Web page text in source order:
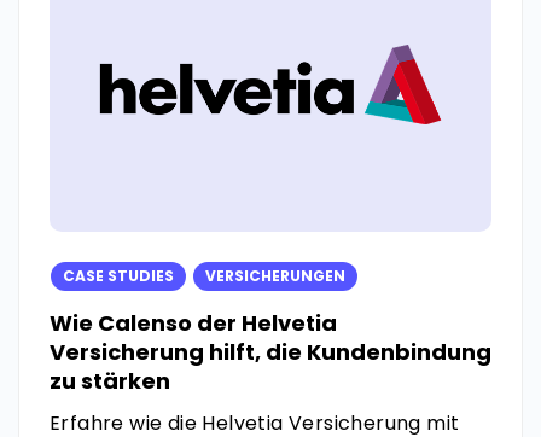
CASE STUDIES VERSICHERUNGEN
Wie Calenso der Helvetia
Versicherung hilft, die Kundenbindung
zu stärken
Erfahre wie die Helvetia Versicherung mit